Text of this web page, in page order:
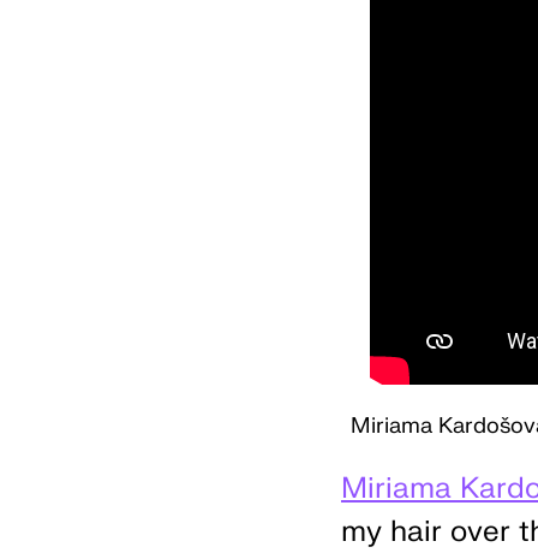
Miriama
Miriama
my hair over